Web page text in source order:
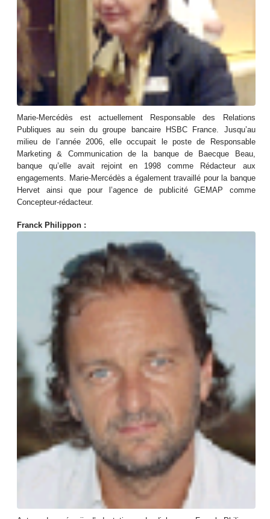
Marie-Mercédès est actuellement Responsable des Relations
Publiques au sein du groupe bancaire HSBC France. Jusqu’au
milieu de l’année 2006, elle occupait le poste de Responsable
Marketing & Communication de la banque de Baecque Beau,
banque qu’elle avait rejoint en 1998 comme Rédacteur aux
engagements. Marie-Mercédès a également travaillé pour la banque
Hervet ainsi que pour l’agence de publicité GEMAP comme
Concepteur-rédacteur.
Franck Philippon :